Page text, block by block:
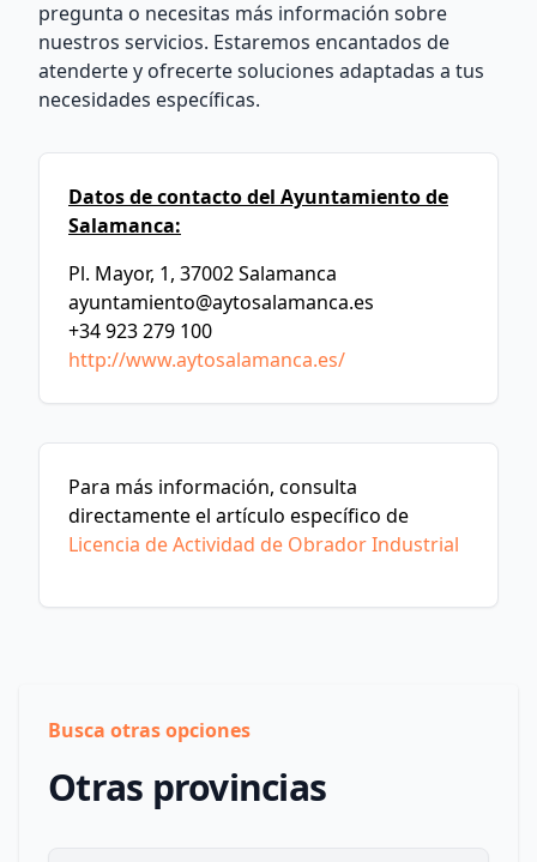
pregunta o necesitas más información sobre
nuestros servicios. Estaremos encantados de
atenderte y ofrecerte soluciones adaptadas a tus
necesidades específicas.
Datos de contacto del Ayuntamiento de
Salamanca:
Pl. Mayor, 1, 37002 Salamanca
ayuntamiento@aytosalamanca.es
+34 923 279 100
http://www.aytosalamanca.es/
Para más información, consulta
directamente el artículo específico de
Licencia de Actividad de Obrador Industrial
Busca otras opciones
Otras provincias